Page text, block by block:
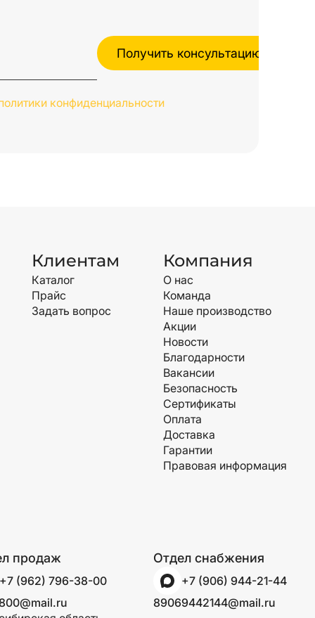
конфиденциальности
Клиентам
Каталог
Прайс
Задать вопрос
Компания
О нас
Команда
Наше производство
Акции
Новости
Благодарности
Вакансии
Безопасность
Сертификаты
Оплата
Доставка
Гарантии
Правовая информация
продаж
(962) 796-38-00
Отдел снабжения
+7 (906) 944-21-44
89069442144@mail.ru